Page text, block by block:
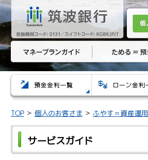
TOP 個人のお客さま ふやす＝資産運用
サービスガイド